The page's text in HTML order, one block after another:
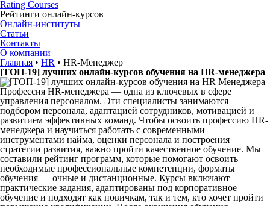
Rating Courses
Рейтинги онлайн-курсов
Онлайн-институты
Статьи
Контакты
О компании
Главная • HR • HR-Менеджер
[ТОП-19] лучших онлайн-курсов обучения на HR-менеджера
Профессия HR-менеджера — одна из ключевых в сфере
управления персоналом. Эти специалисты занимаются
подбором персонала, адаптацией сотрудников, мотивацией и
развитием эффективных команд. Чтобы освоить профессию HR-
менеджера и научиться работать с современными
инструментами найма, оценки персонала и построения
стратегии развития, важно пройти качественное обучение. Мы
составили рейтинг программ, которые помогают освоить
необходимые профессиональные компетенции, форматы
обучения — очные и дистанционные. Курсы включают
практические задания, адаптированы под корпоративное
обучение и подходят как новичкам, так и тем, кто хочет пройти